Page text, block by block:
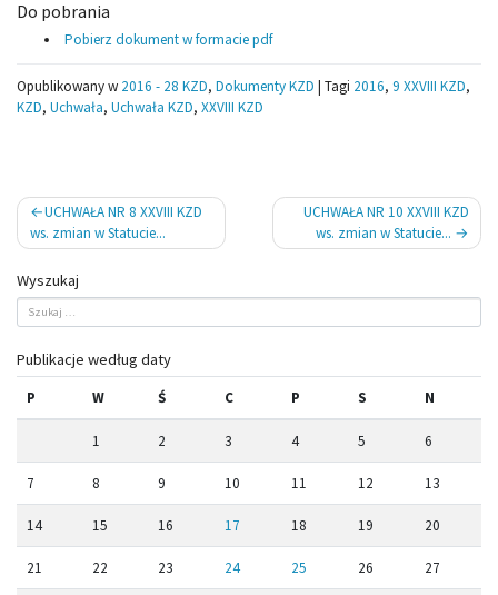
Do pobrania
Pobierz dokument w formacie pdf
Opublikowany w 2016 - 28 KZD, Dokumenty KZD | Tagi 2016, 9 XXVIII KZD,
KZD, Uchwała, Uchwała KZD, XXVIII KZD
Nawigacja
wpisu
UCHWAŁA NR 8 XXVIII KZD
ws. zmian w Statucie...
UCHWAŁA NR 10 XXVIII KZD
ws. zmian w Statucie...
Wyszukaj
Publikacje według daty
P W Ś C P S N
1 2 3 4 5 6
7 8 9 10 11 12 13
14 15 16 17 18 19 20
21 22 23 24 25 26 27